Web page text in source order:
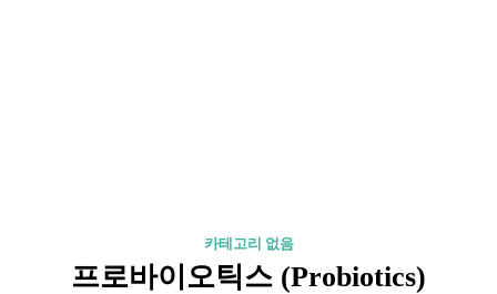
카테고리 없음
프로바이오틱스 (Probiotics)